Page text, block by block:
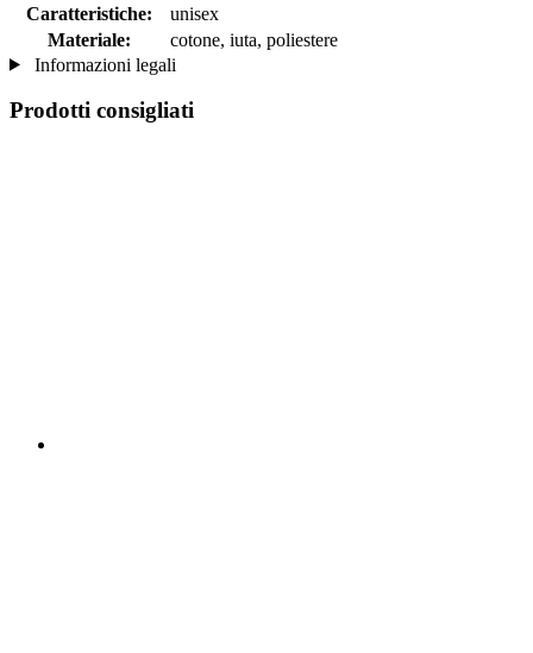
Caratteristiche:
unisex
Materiale:
cotone, iuta, poliestere
Informazioni legali
Prodotti consigliati